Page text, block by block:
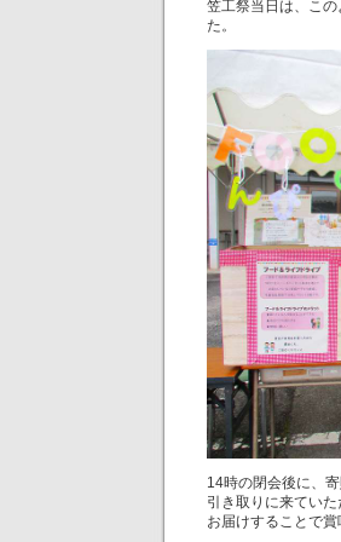
笠工祭当日は、こ
た。
14時の閉会後に、
引き取りに来てい
お届けすることで